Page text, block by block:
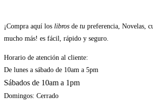
¡Compra aquí los libros de tu preferencia, Novelas,
mucho más! es fácil, rápido y seguro.
Horario de atención al cliente:
De lunes a sábado de 10am a 5pm
Sábados de 10am a 1pm
Domingos: Cerrado